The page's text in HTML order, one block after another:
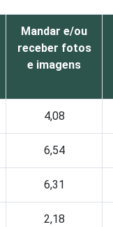
Mandar e/ou
receber fotos
e imagens
4,08
6,54
6,31
2,18